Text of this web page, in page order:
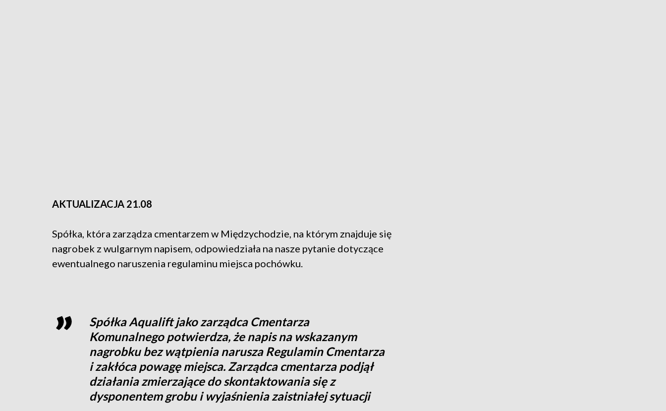
AKTUALIZACJA 21.08
Spółka, która zarządza cmentarzem w Międzychodzie, na którym znajduje się
nagrobek z wulgarnym napisem, odpowiedziała na nasze pytanie dotyczące
ewentualnego naruszenia regulaminu miejsca pochówku.
Spółka Aqualift jako zarządca Cmentarza
Komunalnego potwierdza, że napis na wskazanym
nagrobku bez wątpienia narusza Regulamin Cmentarza
i zakłóca powagę miejsca. Zarządca cmentarza podjął
działania zmierzające do skontaktowania się z
dysponentem grobu i wyjaśnienia zaistniałej sytuacji